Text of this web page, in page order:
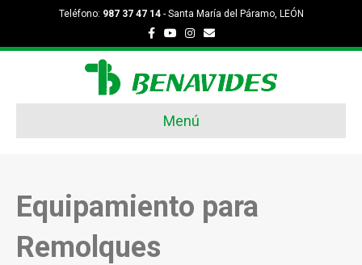
Teléfono: 987 37 47 14- Santa María del Páramo, LEÓN
FacebookYoutubeInstagram
Email
Menú
Equipamiento para
Remolques